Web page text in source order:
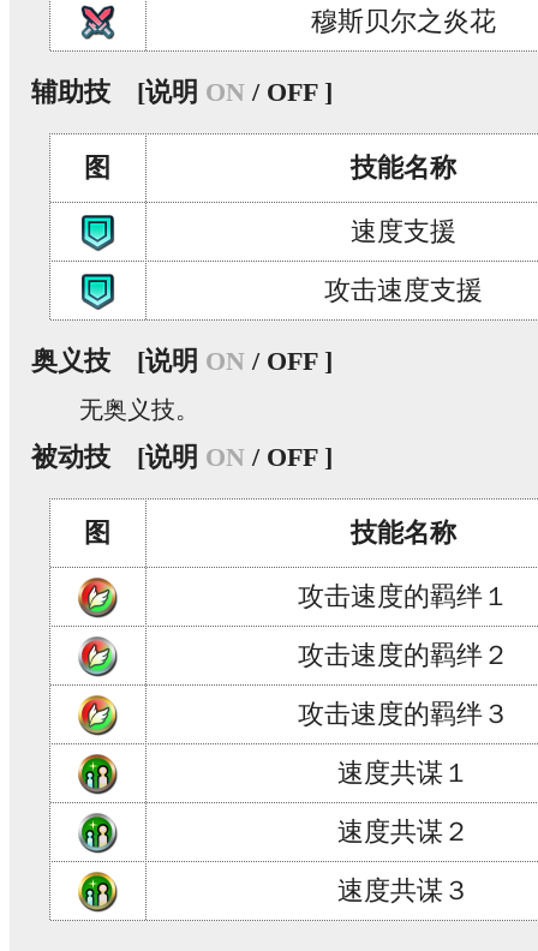
穆斯贝尔之炎花
辅助技 [说明 ON / OFF ]
图 技能名称
速度支援
攻击速度支援
奥义技 [说明 ON / OFF ]
无奥义技。
被动技 [说明 ON / OFF ]
图 技能名称
攻击速度的羁绊１
攻击速度的羁绊２
攻击速度的羁绊３
速度共谋１
速度共谋２
速度共谋３